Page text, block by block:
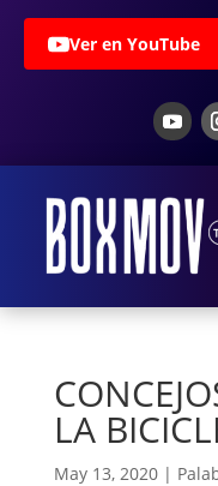
Ver en YouTube
LA
May 13, 2020|